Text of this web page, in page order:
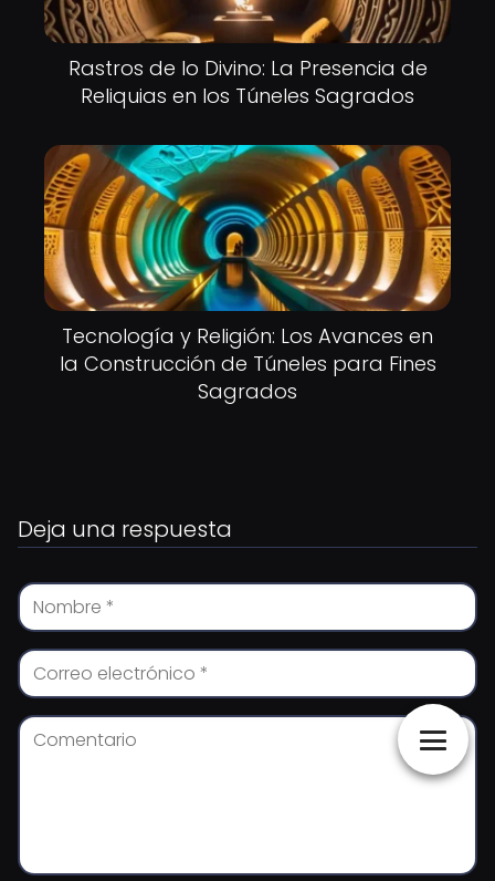
Rastros de lo Divino: La Presencia de
Reliquias en los Túneles Sagrados
Tecnología y Religión: Los Avances en
la Construcción de Túneles para Fines
Sagrados
Deja una respuesta